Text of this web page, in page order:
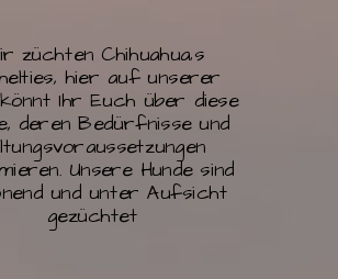
züchten Chihuahua‚s
, hier auf unserer
Ihr Euch über diese
deren Bedürfnisse und
Unsere Hunde sind
und unter Aufsicht
gezüchtet